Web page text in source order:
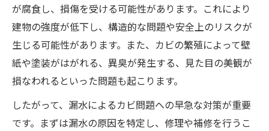
が腐食し、損傷を受ける可能性があります。これにより
建物の強度が低下し、構造的な問題や安全上のリスクが
生じる可能性があります。また、カビの繁殖によって壁
紙や塗装がはがれる、異臭が発生する、見た目の美観が
損なわれるといった問題も起こります。
したがって、漏水によるカビ問題への早急な対策が重要
です。まずは漏水の原因を特定し、修理や補修を行うこ